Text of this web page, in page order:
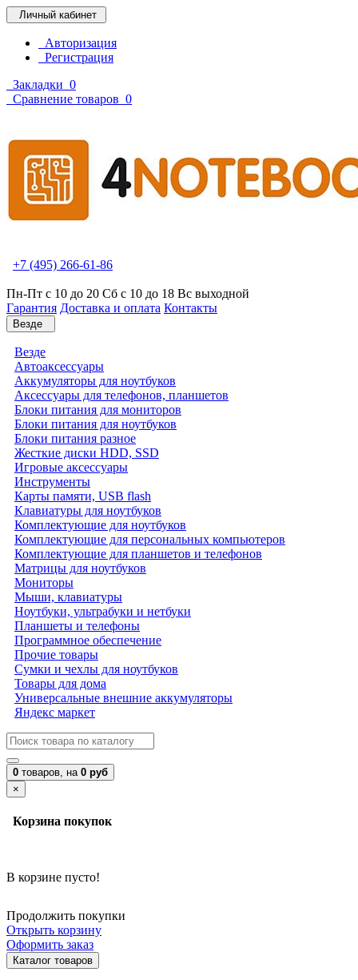
Личный кабинет
Авторизация
Регистрация
Закладки 0
Сравнение товаров 0
+7 (495) 266-61-86
Пн-Пт с 10 до 20 Сб с 10 до 18 Вс выходной
Гарантия Доставка и оплата Контакты
Везде
Везде
Автоаксессуары
Аккумуляторы для ноутбуков
Аксессуары для телефонов, планшетов
Блоки питания для мониторов
Блоки питания для ноутбуков
Блоки питания разное
Жесткие диски HDD, SSD
Игровые аксессуары
Инструменты
Карты памяти, USB flash
Клавиатуры для ноутбуков
Комплектующие для ноутбуков
Комплектующие для персональных компьютеров
Комплектующие для планшетов и телефонов
Матрицы для ноутбуков
Мониторы
Мыши, клавиатуры
Ноутбуки, ультрабуки и нетбуки
Планшеты и телефоны
Программное обеспечение
Прочие товары
Сумки и чехлы для ноутбуков
Товары для дома
Универсальные внешние аккумуляторы
Яндекс маркет
0 товаров, на 0 руб
×
Корзина покупок
В корзине пусто!
Продолжить покупки
Открыть корзину
Оформить заказ
Каталог товаров